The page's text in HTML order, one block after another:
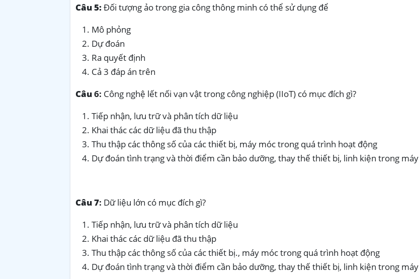
Câu 5:Đối tượng ảo trong gia công thông minh có thể sử dụng để
Mô phỏng
Dự đoán
Ra quyết định
Cả 3 đáp án trên
Câu6: Công nghệ lết nối vạn vật trong công nghiệp (IIoT) có mục đích gì?
Tiếp nhận, lưu trữ và phân tích dữ liệu
Khai thác các dữ liệu đã thu thập
Thu thập các thông số của các thiết bị, máy móc trong quá trình hoạt động
Dự đoán tình trạng và thời điểm cần bảo dưỡng, thay thế thiết bị, linh kiện trong máy
Câu 7: Dữ liệu lớn có mục đích gì?
Tiếp nhận, lưu trữ và phân tích dữ liệu
Khai thác các dữ liệu đã thu thập
Thu thập các thông số của các thiết bị., máy móc trong quá trình hoạt động
Dự đoán tình trạng và thời điểm cần bảo dưỡng, thay thế thiết bị, linh kiện trong máy